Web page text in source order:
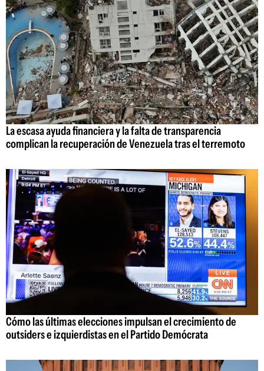
La escasa ayuda financiera y la falta de transparencia
complican la recuperación de Venezuela tras el terremoto
Cómo las últimas elecciones impulsan el crecimiento de
outsiders e izquierdistas en el Partido Demócrata